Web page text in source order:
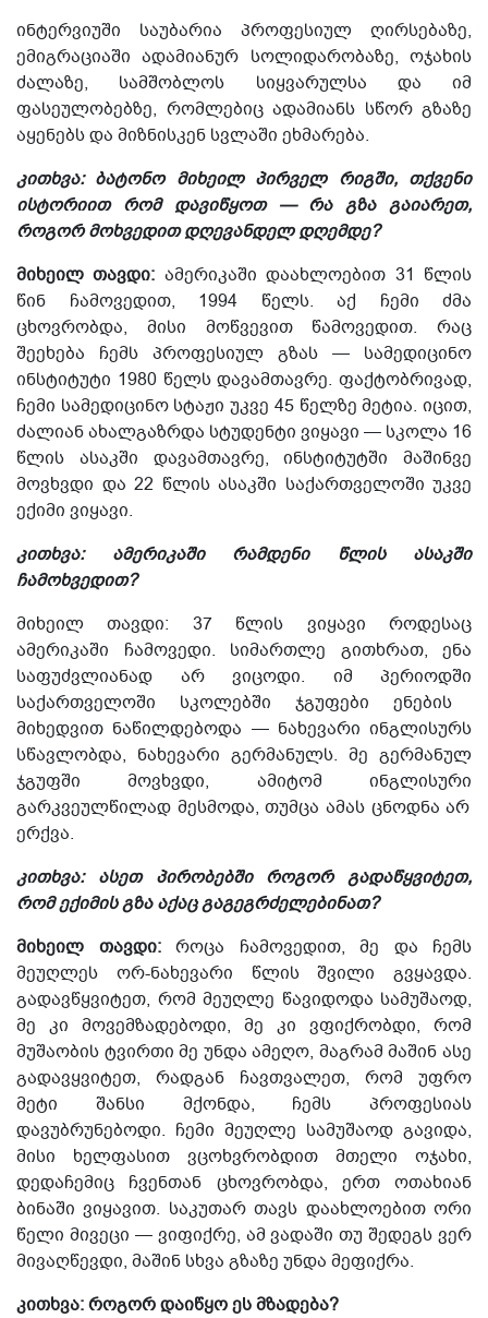
ინტერვიუში საუბარია პროფესიულ ღირსებაზე,
ემიგრაციაში ადამიანურ სოლიდარობაზე, ოჯახის
ძალაზე, სამშობლოს სიყვარულსა და იმ
ფასეულობებზე, რომლებიც ადამიანს სწორ გზაზე
აყენებს და მიზნისკენ სვლაში ეხმარება.
კითხვა: ბატონო მიხეილ პირველ რიგში, თქვენი
ისტორიით რომ დავიწყოთ — რა გზა გაიარეთ,
როგორ მოხვედით დღევანდელ დღემდე?
მიხეილ თავდი: ამერიკაში დაახლოებით 31 წლის
წინ ჩამოვედით, 1994 წელს. აქ ჩემი ძმა
ცხოვრობდა, მისი მოწვევით წამოვედით. რაც
შეეხება ჩემს პროფესიულ გზას — სამედიცინო
ინსტიტუტი 1980 წელს დავამთავრე. ფაქტობრივად,
ჩემი სამედიცინო სტაჟი უკვე 45 წელზე მეტია. იცით,
ძალიან ახალგაზრდა სტუდენტი ვიყავი — სკოლა 16
წლის ასაკში დავამთავრე, ინსტიტუტში მაშინვე
მოვხვდი და 22 წლის ასაკში საქართველოში უკვე
ექიმი ვიყავი.
კითხვა: ამერიკაში რამდენი წლის ასაკში
ჩამოხვედით?
მიხეილ თავდი: 37 წლის ვიყავი
როდესაც
ამერიკაში ჩამოვედი.
სიმართლე გითხრათ, ენა
საფუძვლიანად არ ვიცოდი.
იმ პერიოდში
საქართველოში
სკოლებში ჯგუფები ენების
მიხედვით ნაწილდებოდა — ნახევარი ინგლისურს
სწავლობდა, ნახევარი გერმანულს. მე გერმანულ
ჯგუფში მოვხვდი, ამიტომ ინგლისური
გარკვეულწილად მესმოდა, თუმცა ამას ცნოდნა არ
ერქვა.
კითხვა: ასეთ პირობებში როგორ გადაწყვიტეთ,
რომ ექიმის გზა აქაც გაგეგრძელებინათ?
მიხეილ თავდი:როცა ჩამოვედით, მე და ჩემს
მეუღლეს ორ-ნახევარი წლის შვილი გვყავდა.
გადავწყვიტეთ, რომ მეუღლე წავიდოდა სამუშაოდ,
მე კი მოვემზადებოდი, მე კი ვფიქრობდი, რომ
მუშაობის ტვირთი მე უნდა ამეღო, მაგრამ მაშინ ასე
გადავყვიტეთ, რადგან ჩავთვალეთ, რომ უფრო
მეტი შანსი მქონდა, ჩემს პროფესიას
დავუბრუნებოდი. ჩემი მეუღლე სამუშაოდ გავიდა,
მისი ხელფასით ვცოხვრობდით მთელი ოჯახი,
დედაჩემიც ჩვენთან ცხოვრობდა, ერთ ოთახიან
ბინაში ვიყავით. საკუთარ თავს დაახლოებით ორი
წელი მივეცი — ვიფიქრე, ამ ვადაში თუ შედეგს ვერ
მივაღწევდი, მაშინ სხვა გზაზე უნდა მეფიქრა.
კითხვა: როგორ დაიწყო ეს მზადება?